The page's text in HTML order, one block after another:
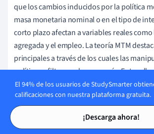
Tarjetas de estudio
Tarjetas de estudio
que los cambios inducidos por la política
masa monetaria nominal o en el tipo de
corto plazo afectan a variables reales
agregada y el empleo. La teoría MTM
principales a través de los cuales las
política se filtran en la economía. Entre
Canal del tipode interés: Cuando baja el
oficial, suelen seguirlo los tipos de
en general, lo que fomenta el gasto en
a los intereses, como bienes de
El 94% de los usuarios de StudySmarter
calificaciones con nuestra plataforma gratuita.
¡Descarga ahora!